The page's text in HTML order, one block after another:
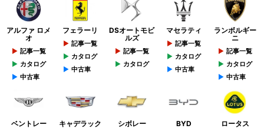
アルファ ロメ
オ
記事一覧
カタログ
中古車
フェラーリ
記事一覧
カタログ
中古車
DSオートモビ
ルズ
記事一覧
カタログ
マセラティ
記事一覧
カタログ
中古車
ランボルギー
ニ
記事一覧
カタログ
中古車
ベントレー キャデラック シボレー BYD ロータス